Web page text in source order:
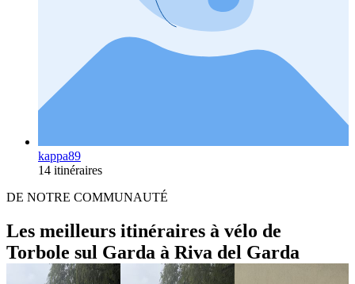
kappa89
14 itinéraires
DE NOTRE COMMUNAUTÉ
Les meilleurs itinéraires à vélo de
Torbole sul Garda à Riva del Garda